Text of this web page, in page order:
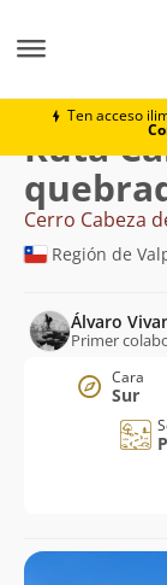
Ten acceso
Ruta
Cerro Cabeza
Región de
Álvaro
Primer
Cara
Sur